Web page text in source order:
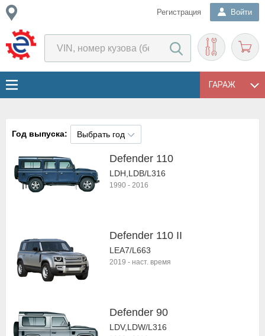
Регистрация Войти
ГАРАЖ
Год выпуска: Выбрать год
Defender 110
LDH,LDB/L316
1990 - 2016
Defender 110 II
LEA7/L663
2019 - наст. время
Defender 90
LDV,LDW/L316